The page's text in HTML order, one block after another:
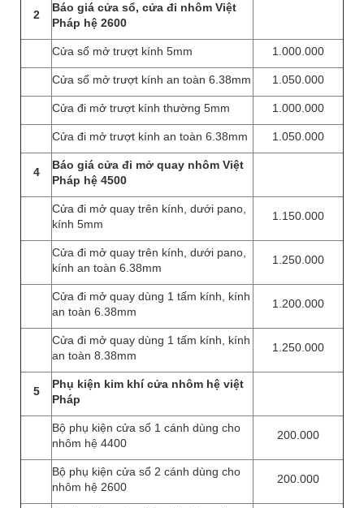
2
Báo giá cửa sổ, cửa đi nhôm Việt
Pháp hệ 2600
Cửa sổ mở trượt kính 5mm 1.000.000
Cửa sổ mở trượt kính an toàn 6.38mm 1.050.000
Cửa đi mở trượt kính thường 5mm 1.000.000
Cửa đi mở trượt kính an toàn 6.38mm 1.050.000
4
Báo giá cửa đi mở quay nhôm Việt
Pháp hệ 4500
Cửa đi mở quay trên kính, dưới pano,
kính 5mm
1.150.000
Cửa đi mở quay trên kính, dưới pano,
kính an toàn 6.38mm
1.250.000
Cửa đi mở quay dùng 1 tấm kính, kính
an toàn 6.38mm
1.200.000
Cửa đi mở quay dùng 1 tấm kính, kính
an toàn 8.38mm
1.250.000
5
Phụ kiện kim khí cửa nhôm hệ việt
Pháp
Bộ phụ kiện cửa sổ 1 cánh dùng cho
nhôm hệ 4400
200.000
Bộ phụ kiện cửa sổ 2 cánh dùng cho
nhôm hệ 2600
200.000